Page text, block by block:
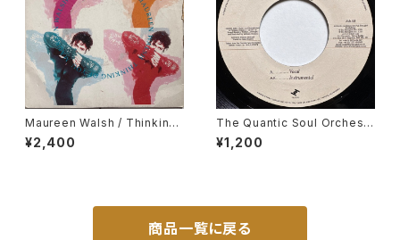
Maureen Walsh / Thinking
Of You
¥2,400
The Quantic Soul Orchestr
a / Hold On Tight
¥1,200
商品一覧に戻る